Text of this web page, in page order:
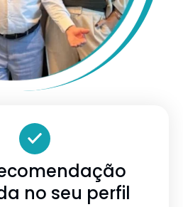
no seu perfil